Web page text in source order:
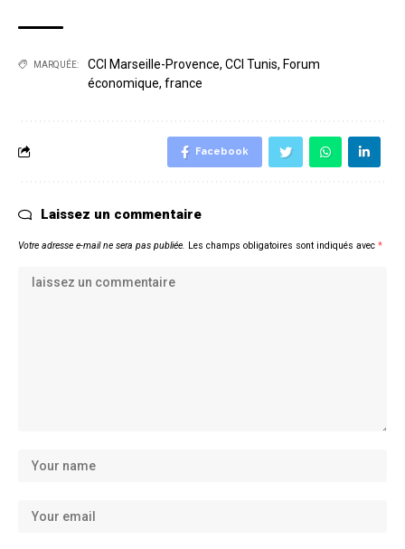
MARQUÉE: CCI Marseille-Provence, CCI Tunis, Forum
économique, france
Facebook
Laissez un commentaire
Votre adresse e-mail ne sera pas publiée. Les champs obligatoires sont indiqués avec *